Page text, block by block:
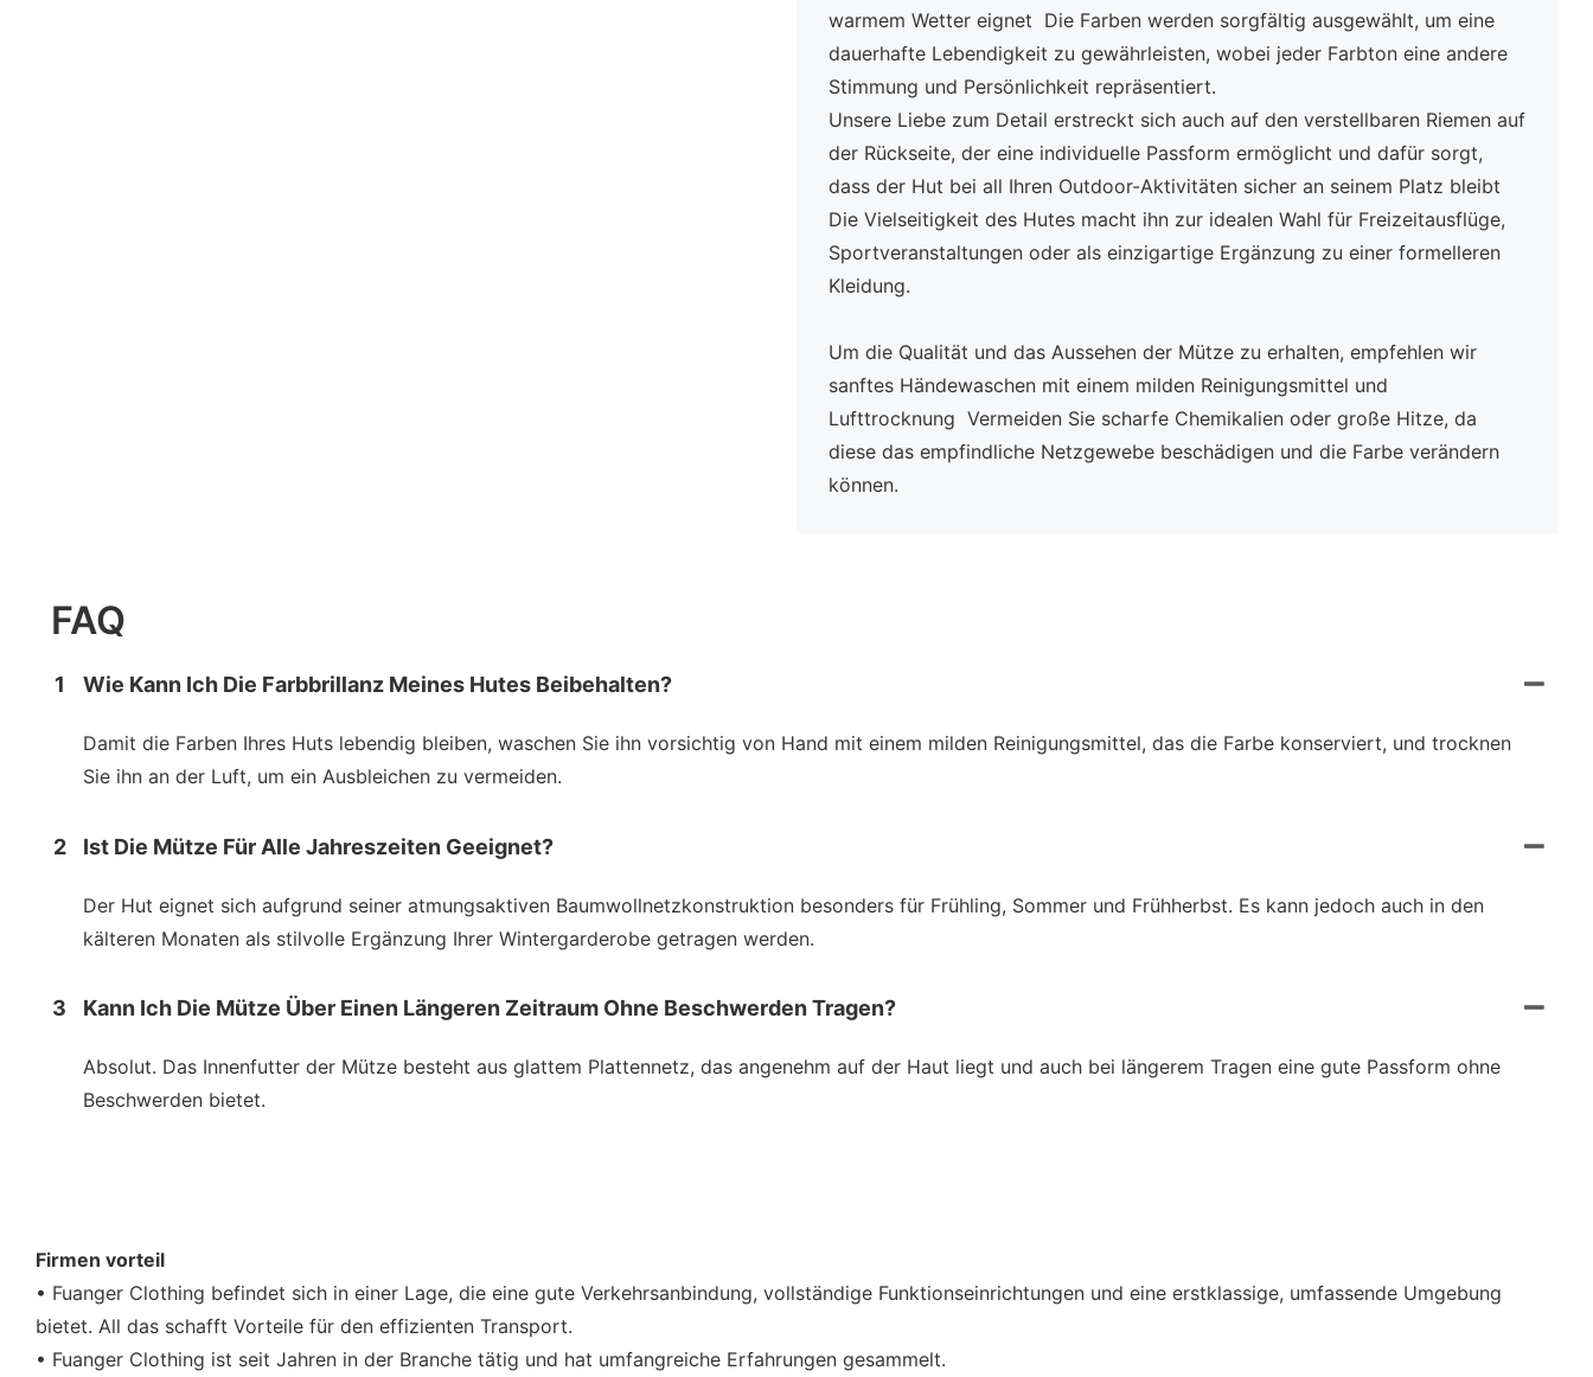
warmem Wetter eignet Die Farben werden sorgfältig ausgewählt, um eine
dauerhafte Lebendigkeit zu gewährleisten, wobei jeder Farbton eine andere
Stimmung und Persönlichkeit repräsentiert.
Unsere Liebe zum Detail erstreckt sich auch auf den verstellbaren Riemen auf
der Rückseite, der eine individuelle Passform ermöglicht und dafür sorgt,
dass der Hut bei all Ihren Outdoor-Aktivitäten sicher an seinem Platz bleibt
Die Vielseitigkeit des Hutes macht ihn zur idealen Wahl für Freizeitausflüge,
Sportveranstaltungen oder als einzigartige Ergänzung zu einer formelleren
Kleidung.
Um die Qualität und das Aussehen der Mütze zu erhalten, empfehlen wir
sanftes Händewaschen mit einem milden Reinigungsmittel und
Lufttrocknung Vermeiden Sie scharfe Chemikalien oder große Hitze, da
diese das empfindliche Netzgewebe beschädigen und die Farbe verändern
können.
FAQ
1 Wie Kann Ich Die Farbbrillanz Meines Hutes Beibehalten?
Damit die Farben Ihres Huts lebendig bleiben, waschen Sie ihn vorsichtig von Hand mit einem milden Reinigungsmittel, das die Farbe konserviert, und trocknen
Sie ihn an der Luft, um ein Ausbleichen zu vermeiden.
2 Ist Die Mütze Für Alle Jahreszeiten Geeignet?
Der Hut eignet sich aufgrund seiner atmungsaktiven Baumwollnetzkonstruktion besonders für Frühling, Sommer und Frühherbst. Es kann jedoch auch in den
kälteren Monaten als stilvolle Ergänzung Ihrer Wintergarderobe getragen werden.
3 Kann Ich Die Mütze Über Einen Längeren Zeitraum Ohne Beschwerden Tragen?
Absolut. Das Innenfutter der Mütze besteht aus glattem Plattennetz, das angenehm auf der Haut liegt und auch bei längerem Tragen eine gute Passform ohne
Beschwerden bietet.
Firmen vorteil
• Fuanger Clothing befindet sich in einer Lage, die eine gute Verkehrsanbindung, vollständige Funktionseinrichtungen und eine erstklassige, umfassende Umgebung
bietet. All das schafft Vorteile für den effizienten Transport.
• Fuanger Clothing ist seit Jahren in der Branche tätig und hat umfangreiche Erfahrungen gesammelt.